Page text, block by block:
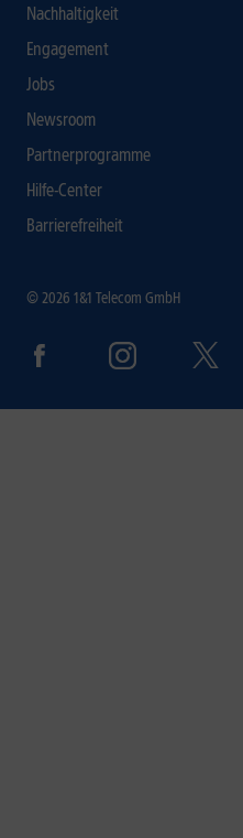
Nachhaltigkeit
Engagement
Jobs
Newsroom
Partnerprogramme
Hilfe-Center
Barrierefreiheit
© 2026 1&1 Telecom GmbH